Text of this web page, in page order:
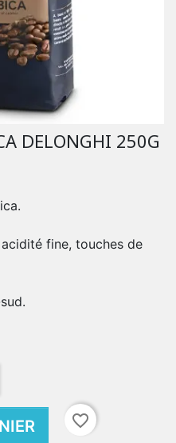
DELONGHI 250G
fine, touches de
favorite_border